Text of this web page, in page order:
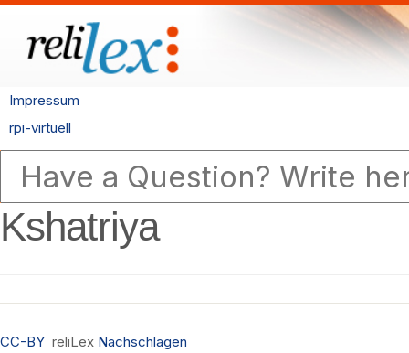
Impressum
rpi-virtuell
Kshatriya
CC-BY reliLex Nachschlagen